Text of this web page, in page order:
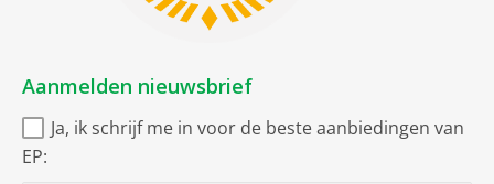
Aanmelden nieuwsbrief
Ja, ik schrijf me in voor de beste aanbiedingen van
EP: